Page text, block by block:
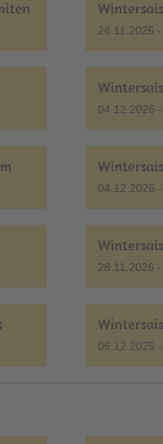
28.11.2026
04.12.2026
04.12.2026
28.11.2026
06.12.2025